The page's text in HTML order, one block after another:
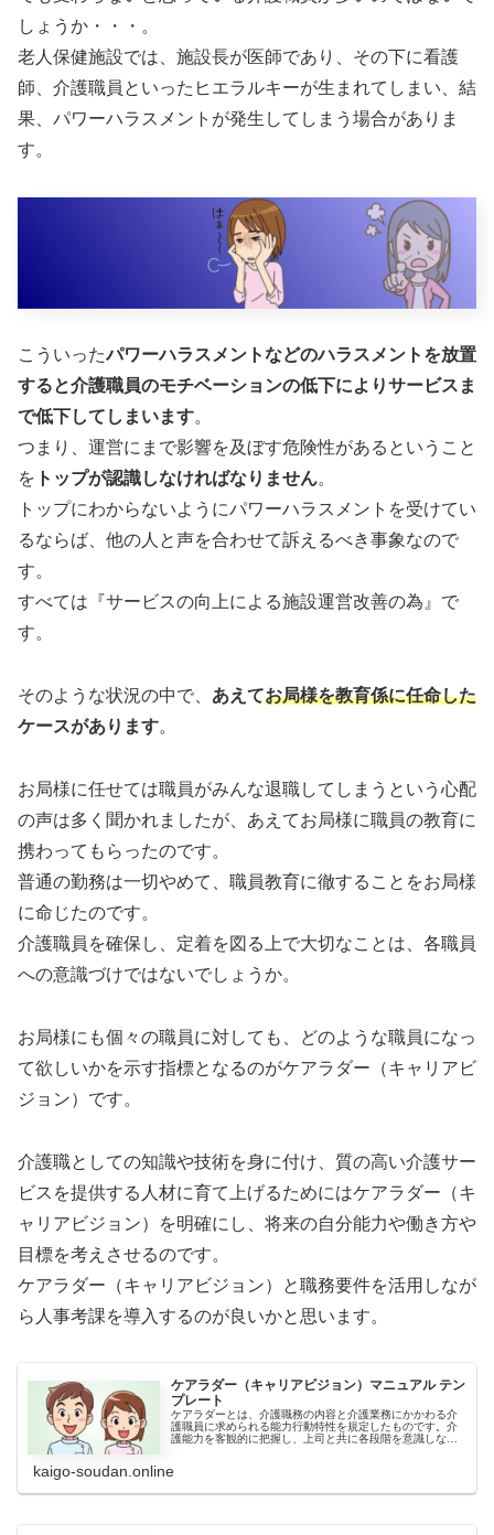
しょうか・・・。
老人保健施設では、施設長が医師であり、その下に看護
師、介護職員といったヒエラルキーが生まれてしまい、結
果、パワーハラスメントが発生してしまう場合がありま
す。
こういったパワーハラスメントなどのハラスメントを放置
すると介護職員のモチベーションの低下によりサービスま
で低下してしまいます。
つまり、運営にまで影響を及ぼす危険性があるということ
を トップが認識しなければなりません。
トップにわからないようにパワーハラスメントを受けてい
るならば、他の人と声を合わせて訴えるべき事象なので
す。
すべては『サービスの向上による施設運営改善の為』で
す。
そのような状況の中で、 あえてお局様を教育係に任命した
ケースがあります。
お局様に任せては職員がみんな退職してしまうという心配
の声は多く聞かれましたが、あえてお局様に職員の教育に
携わってもらったのです。
普通の勤務は一切やめて、職員教育に徹することをお局様
に命じたのです。
介護職員を確保し、定着を図る上で大切なことは、各職員
への意識づけではないでしょうか。
お局様にも個々の職員に対しても、どのような職員になっ
て欲しいかを示す指標となるのがケアラダー（キャリアビ
ジョン）です。
介護職としての知識や技術を身に付け、質の高い介護サー
ビスを提供する人材に育て上げるためにはケアラダー（キ
ャリアビジョン）を明確にし、将来の自分能力や働き方や
目標を考えさせるのです。
ケアラダー（キャリアビジョン）と職務要件を活用しなが
ら人事考課を導入するのが良いかと思います。
ケアラダー（キャリアビジョン）マニュアル テン
プレート
ケアラダーとは、介護職務の内容と介護業務にかかわる介
護職員に求められる能力行動特性を規定したものです。介
護能力を客観的に把握し、上司と共に各段階を意識しなが
kaigo-soudan.online